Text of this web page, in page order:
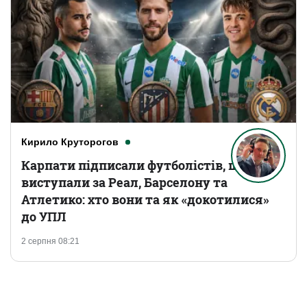
Кирило Круторогов
2 серпня 08:21
Карпати підписали футболістів, що
виступали за Реал, Барселону та
Атлетико: хто вони та як «докотилися»
до УПЛ